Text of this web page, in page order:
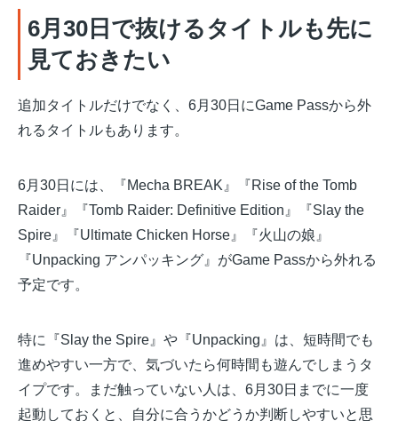
6月30日で抜けるタイトルも先に
見ておきたい
追加タイトルだけでなく、6月30日にGame Passから外
れるタイトルもあります。
6月30日には、『Mecha BREAK』『Rise of the Tomb
Raider』『Tomb Raider: Definitive Edition』『Slay the
Spire』『Ultimate Chicken Horse』『火山の娘』
『Unpacking アンパッキング』がGame Passから外れる
予定です。
特に『Slay the Spire』や『Unpacking』は、短時間でも
進めやすい一方で、気づいたら何時間も遊んでしまうタ
イプです。まだ触っていない人は、6月30日までに一度
起動しておくと、自分に合うかどうか判断しやすいと思